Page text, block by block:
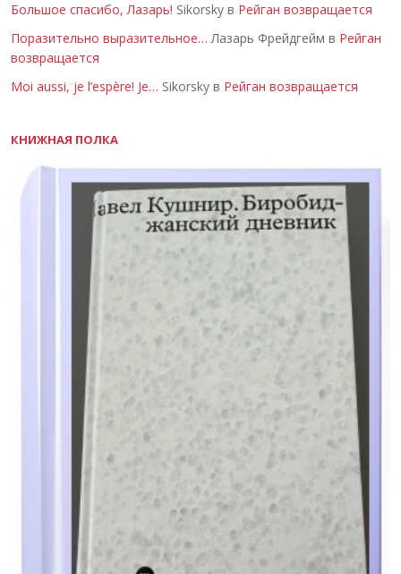
Большое спасибо, Лазарь! Sikorsky в Рейган возвращается
Поразительно выразительное… Лазарь Фрейдгейм в Рейган
возвращается
Moi aussi, je l’espère! Je… Sikorsky в Рейган возвращается
КНИЖНАЯ ПОЛКА